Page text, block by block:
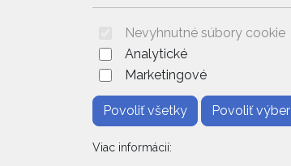
Nevyhnutné súbory cookie
Analytické
Marketingové
Povoliť všetky Povoliť výber
Viac informácií: